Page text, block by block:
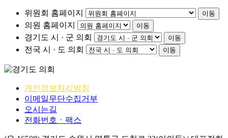
위원회 홈페이지 이동
의원 홈페이지 이동
경기도 시 · 군 의회 이동
전국 시 · 도 의회 이동
개인정보처리방침
이메일무단수집거부
오시는길
전화번호ㆍ팩스